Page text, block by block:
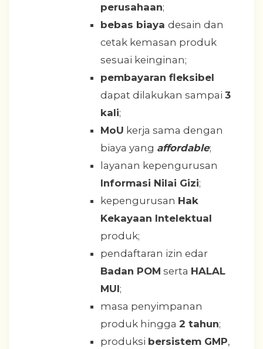
perusahaan;
bebas biaya desain dan
cetak kemasan produk
sesuai keinginan;
pembayaran fleksibel
dapat dilakukan sampai 3
kali;
MoU kerja sama dengan
biaya yang affordable;
layanan kepengurusan
Informasi Nilai Gizi;
kepengurusan Hak
Kekayaan Intelektual
produk;
pendaftaran izin edar
Badan POM serta HALAL
MUI;
masa penyimpanan
produk hingga 2 tahun;
produksi bersistem GMP,